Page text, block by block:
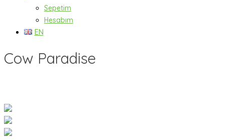
Sepetim
Hesabım
EN
Cow Paradise